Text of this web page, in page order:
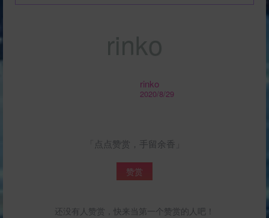
rinko
2020/8/29
「点点赞赏，手留余香」
赞赏
还没有人赞赏，快来当第一个赞赏的人吧！